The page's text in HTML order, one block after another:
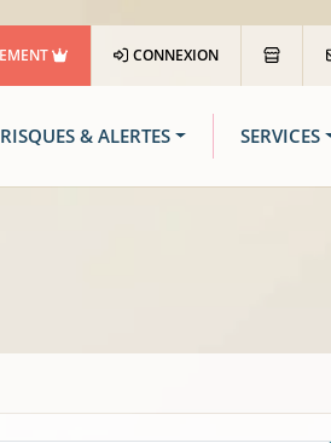
CONNEXION
RISQUES & ALERTES SERVICES